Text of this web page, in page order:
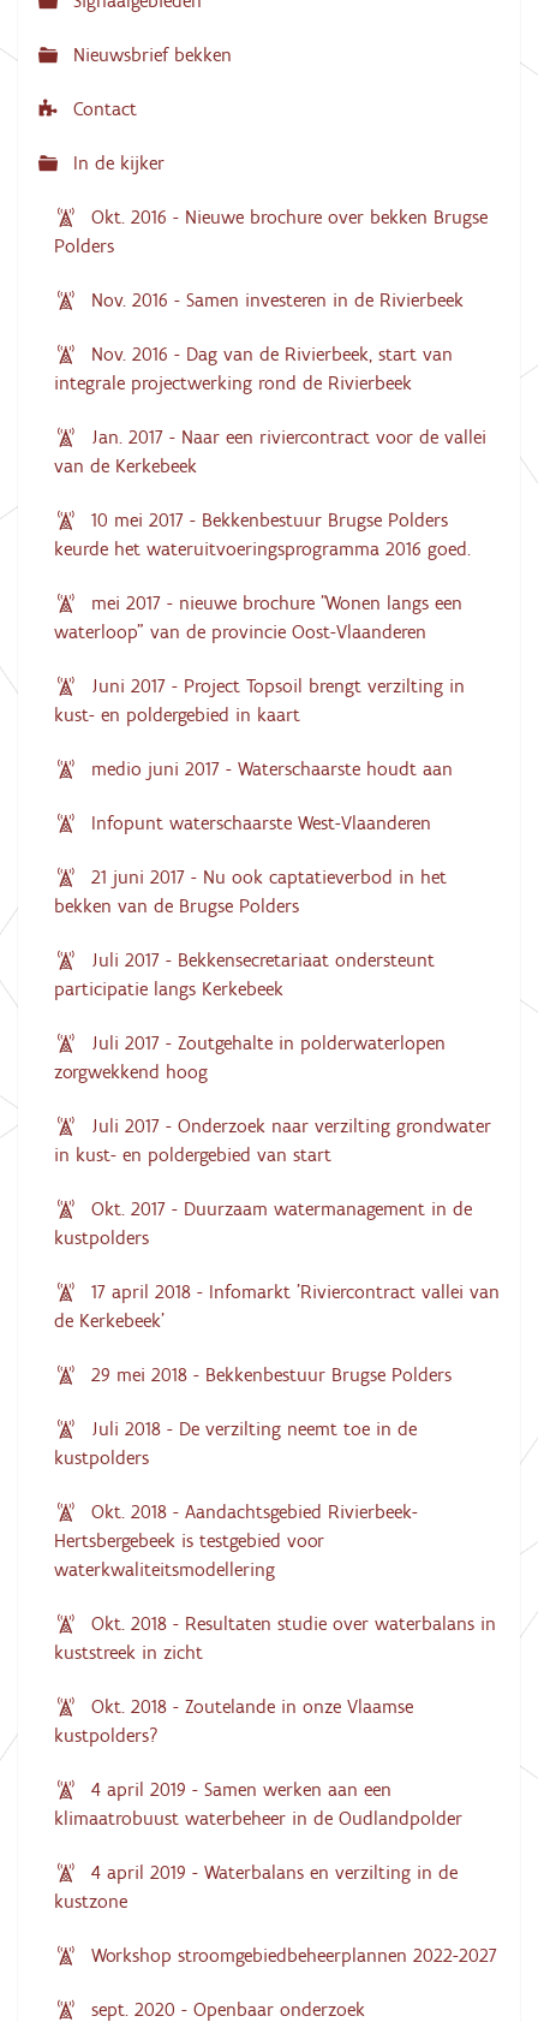
Nieuwsbrief bekken
Contact
In de kijker
Okt. 2016 - Nieuwe brochure over bekken Brugse
Polders
Nov. 2016 - Samen investeren in de Rivierbeek
Nov. 2016 - Dag van de Rivierbeek, start van
integrale projectwerking rond de Rivierbeek
Jan. 2017 - Naar een riviercontract voor de vallei
van de Kerkebeek
10 mei 2017 - Bekkenbestuur Brugse Polders
keurde het wateruitvoeringsprogramma 2016 goed.
mei 2017 - nieuwe brochure "Wonen langs een
waterloop" van de provincie Oost-Vlaanderen
Juni 2017 - Project Topsoil brengt verzilting in
kust- en poldergebied in kaart
medio juni 2017 - Waterschaarste houdt aan
Infopunt waterschaarste West-Vlaanderen
21 juni 2017 - Nu ook captatieverbod in het
bekken van de Brugse Polders
Juli 2017 - Bekkensecretariaat ondersteunt
participatie langs Kerkebeek
Juli 2017 - Zoutgehalte in polderwaterlopen
zorgwekkend hoog
Juli 2017 - Onderzoek naar verzilting grondwater
in kust- en poldergebied van start
Okt. 2017 - Duurzaam watermanagement in de
kustpolders
17 april 2018 - Infomarkt 'Riviercontract vallei van
de Kerkebeek'
29 mei 2018 - Bekkenbestuur Brugse Polders
Juli 2018 - De verzilting neemt toe in de
kustpolders
Okt. 2018 - Aandachtsgebied Rivierbeek-
Hertsbergebeek is testgebied voor
waterkwaliteitsmodellering
Okt. 2018 - Resultaten studie over waterbalans in
kuststreek in zicht
Okt. 2018 - Zoutelande in onze Vlaamse
kustpolders?
4 april 2019 - Samen werken aan een
klimaatrobuust waterbeheer in de Oudlandpolder
4 april 2019 - Waterbalans en verzilting in de
kustzone
Workshop stroomgebiedbeheerplannen 2022-2027
sept. 2020 - Openbaar onderzoek